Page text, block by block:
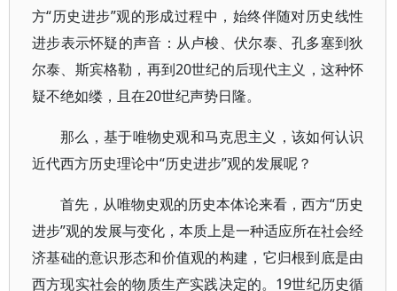
方“历史进步”观的形成过程中，始终伴随对历史线性
进步表示怀疑的声音：从卢梭、伏尔泰、孔多塞到狄
尔泰、斯宾格勒，再到20世纪的后现代主义，这种怀
疑不绝如缕，且在20世纪声势日隆。
那么，基于唯物史观和马克思主义，该如何认识
近代西方历史理论中“历史进步”观的发展呢？
首先，从唯物史观的历史本体论来看，西方“历史
进步”观的发展与变化，本质上是一种适应所在社会经
济基础的意识形态和价值观的构建，它归根到底是由
西方现实社会的物质生产实践决定的。19世纪历史循